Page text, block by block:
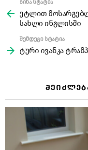
more
წინა სტატია
ეტლით
სახლი ინგლისში
შემდეგი სტატია
ტური ივანკა